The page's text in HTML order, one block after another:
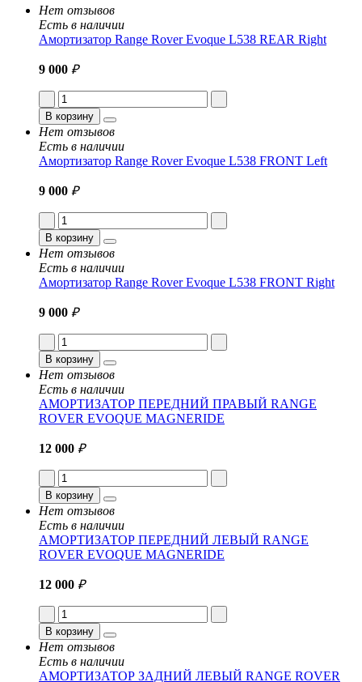
Нет отзывов
Есть в наличии
Амортизатор Range Rover Evoque L538 REAR Right
9 000 ₽
В корзину
Нет отзывов
Есть в наличии
Амортизатор Range Rover Evoque L538 FRONT Left
9 000 ₽
В корзину
Нет отзывов
Есть в наличии
Амортизатор Range Rover Evoque L538 FRONT Right
9 000 ₽
В корзину
Нет отзывов
Есть в наличии
АМОРТИЗАТОР ПЕРЕДНИЙ ПРАВЫЙ RANGE
ROVER EVOQUE MAGNERIDE
12 000 ₽
В корзину
Нет отзывов
Есть в наличии
АМОРТИЗАТОР ПЕРЕДНИЙ ЛЕВЫЙ RANGE
ROVER EVOQUE MAGNERIDE
12 000 ₽
В корзину
Нет отзывов
Есть в наличии
АМОРТИЗАТОР ЗАДНИЙ ЛЕВЫЙ RANGE ROVER